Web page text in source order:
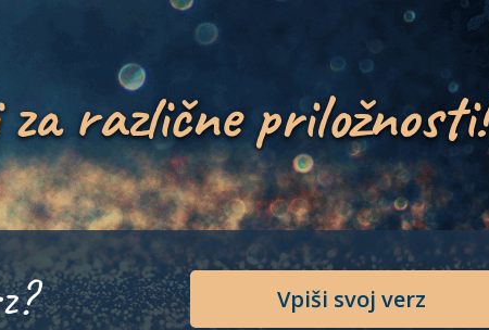
za različne priložnosti!
Vpiši svoj verz